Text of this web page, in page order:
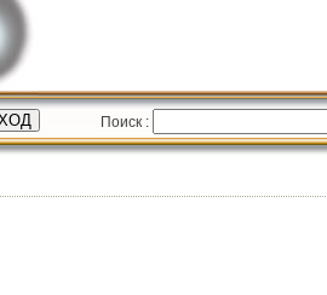
Поиск :